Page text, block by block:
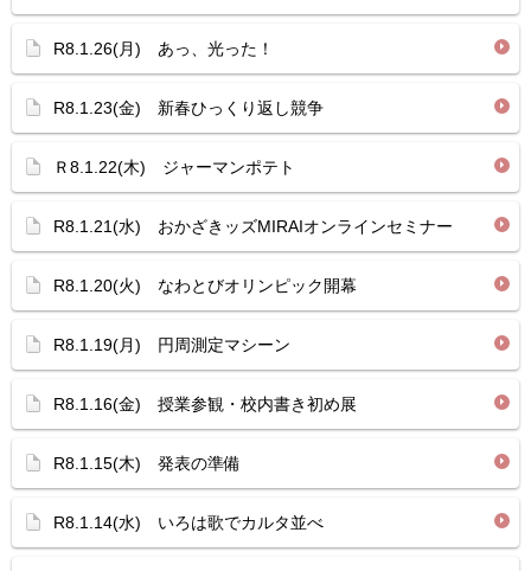
R8.1.26(月) あっ、光った！
R8.1.23(金) 新春ひっくり返し競争
Ｒ8.1.22(木) ジャーマンポテト
R8.1.21(水) おかざきッズMIRAIオンラインセミナー
R8.1.20(火) なわとびオリンピック開幕
R8.1.19(月) 円周測定マシーン
R8.1.16(金) 授業参観・校内書き初め展
R8.1.15(木) 発表の準備
R8.1.14(水) いろは歌でカルタ並べ